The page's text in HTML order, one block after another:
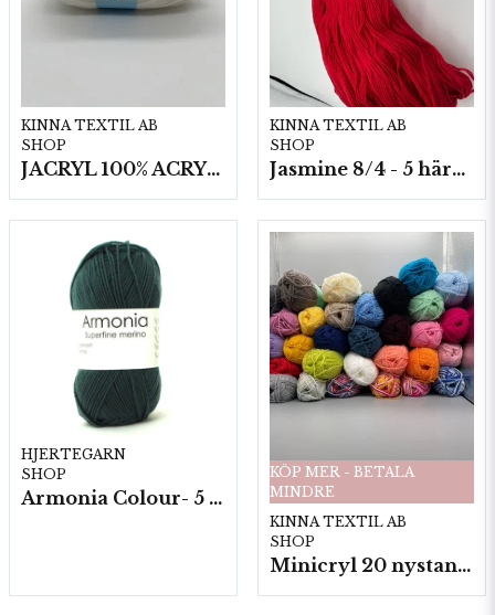
KINNA TEXTIL AB
SHOP
JACRYL 100% ACRYL 50 G
KINNA TEXTIL AB
SHOP
Jasmine 8/4 - 5 härvor a200g./fp.
HJERTEGARN
SHOP
Armonia Colour- 5 härv/fp. a100 g.
KÖP MER - BETALA
MINDRE
KINNA TEXTIL AB
SHOP
Minicryl 20 nystan a25g./fp.